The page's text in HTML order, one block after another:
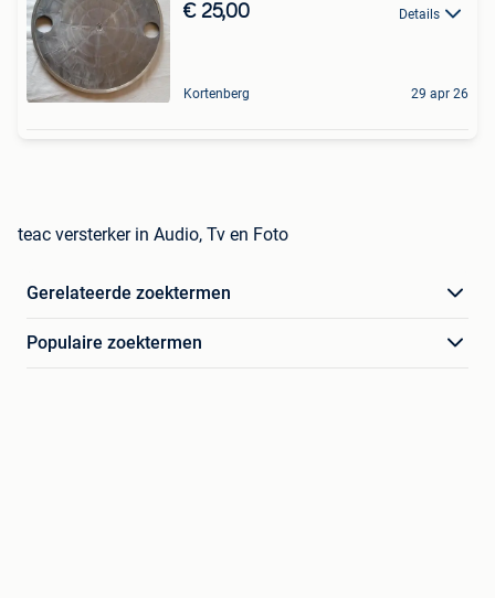
€ 25,00 Details
Kortenberg 29 apr 26
teac versterker in Audio, Tv en Foto
Gerelateerde zoektermen
Populaire zoektermen